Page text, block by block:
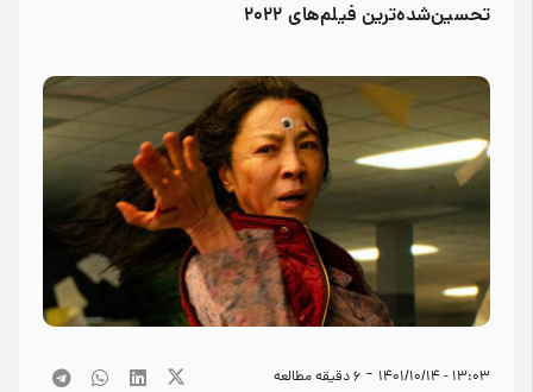
تحسین‌شده‌ترین فیلم‌های ۲۰۲۲
۱۳:۰۳ - ۱۴۰۱/۱۰/۱۴ -
6دقیقه مطالعه